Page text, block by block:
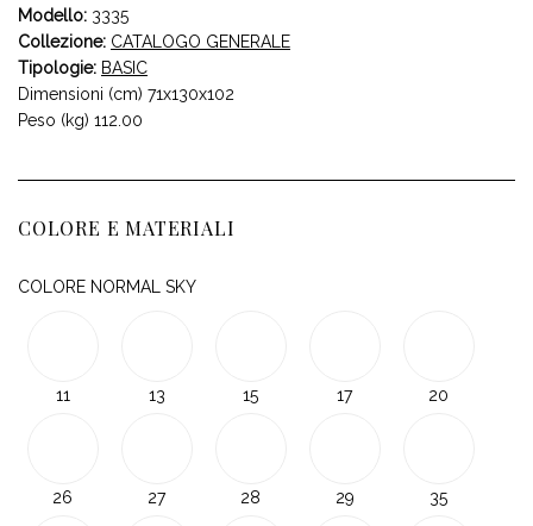
Modello: 3335
Collezione: CATALOGO GENERALE
Tipologie: BASIC
Dimensioni (cm) 71x130x102
Peso (kg) 112.00
COLORE E MATERIALI
COLORE NORMAL SKY
11 13 15 17 20
26 27 28 29 35